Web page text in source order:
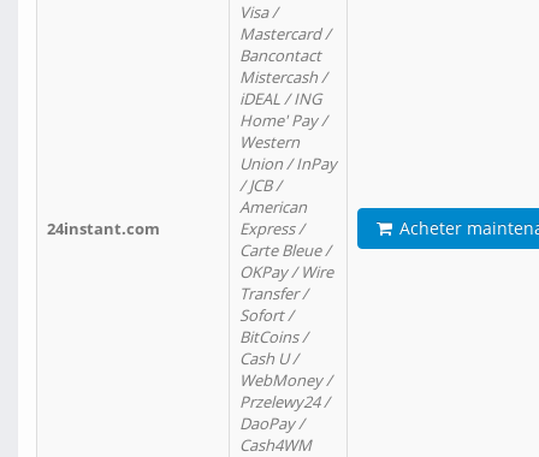
24instant.com
Visa /
Mastercard /
Bancontact
Mistercash /
iDEAL / ING
Home' Pay /
Western
Union / InPay
/ JCB /
American
Express /
Carte Bleue /
OKPay / Wire
Transfer /
Sofort /
BitCoins /
Cash U /
WebMoney /
Przelewy24 /
DaoPay /
Cash4WM
Acheter